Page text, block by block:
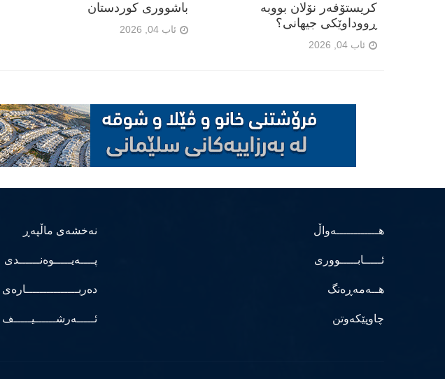
باشووری کوردستان
ئاب 04, 2026
کریستۆفەر نۆلان بووبە
ڕووداوێکی جیهانی؟
ئاب 04, 2026
هــــــــــــەواڵ
ئـــــابـــــووری
هــەمەڕەنگ
چاوپێکەوتن
نەخشەی ماڵپەڕ
پــــەیـــــوەنــــــدی
دەربـــــــــــــــارەی
ئـــــەرشــــــیـــــف